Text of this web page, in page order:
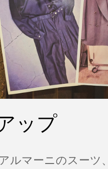
ップ
ルマーニのスーツ